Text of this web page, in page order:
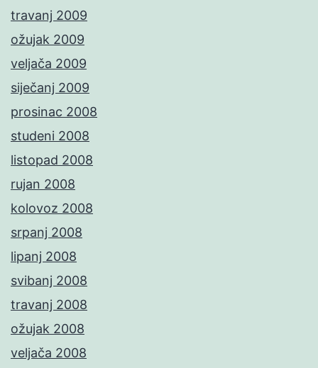
travanj 2009
ožujak 2009
veljača 2009
siječanj 2009
prosinac 2008
studeni 2008
listopad 2008
rujan 2008
kolovoz 2008
srpanj 2008
lipanj 2008
svibanj 2008
travanj 2008
ožujak 2008
veljača 2008